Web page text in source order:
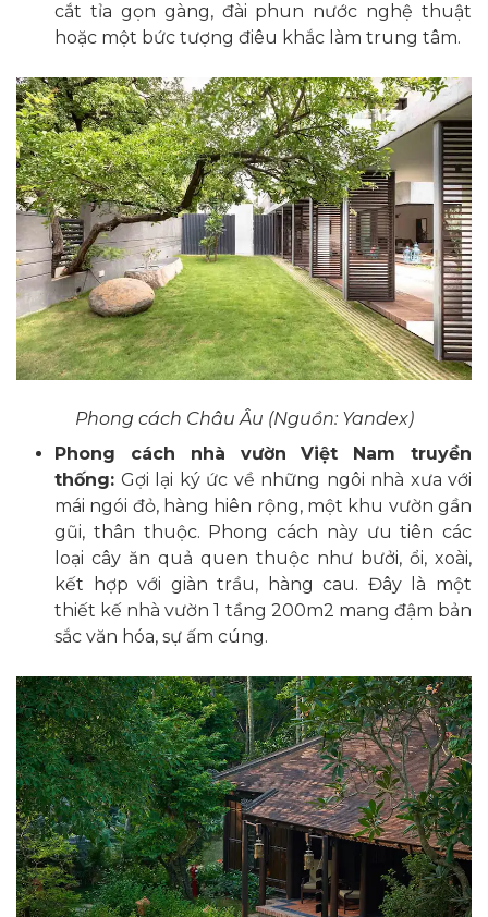
cắt tỉa gọn gàng, đài phun nước nghệ thuật
hoặc một bức tượng điêu khắc làm trung tâm.
Phong cách Châu Âu (Nguồn: Yandex)
Phong cách nhà vườn Việt Nam truyền
thống: Gợi lại ký ức về những ngôi nhà xưa với
mái ngói đỏ, hàng hiên rộng, một khu vườn gần
gũi, thân thuộc. Phong cách này ưu tiên các
loại cây ăn quả quen thuộc như bưởi, ổi, xoài,
kết hợp với giàn trầu, hàng cau. Đây là một
thiết kế nhà vườn 1 tầng 200m2 mang đậm bản
sắc văn hóa, sự ấm cúng.